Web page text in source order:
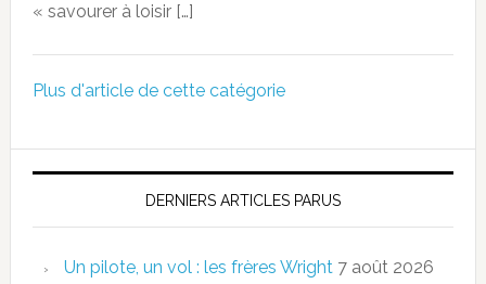
« savourer à loisir […]
Plus d'article de cette catégorie
DERNIERS ARTICLES PARUS
Un pilote, un vol : les frères Wright 7 août 2026